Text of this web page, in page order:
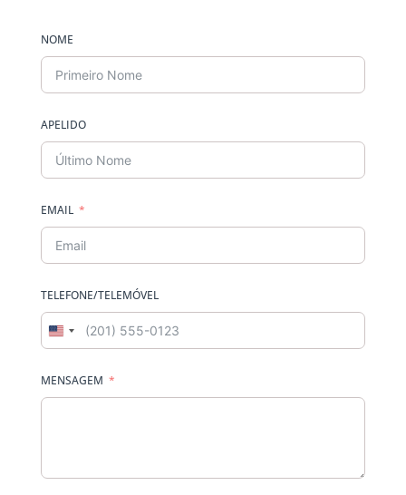
NOME
APELIDO
EMAIL
TELEFONE/TELEMÓVEL
United
+1
MENSAGEM